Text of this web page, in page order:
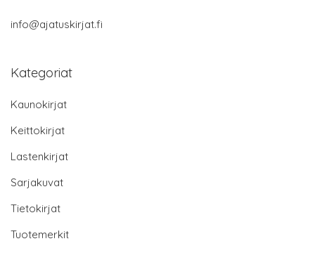
info@ajatuskirjat.fi
Kategoriat
Kaunokirjat
Keittokirjat
Lastenkirjat
Sarjakuvat
Tietokirjat
Tuotemerkit